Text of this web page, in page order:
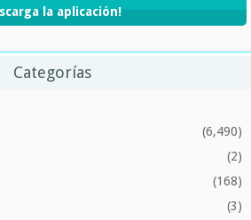
la aplicación!
Categorías
(6,490)
(2)
(168)
(3)